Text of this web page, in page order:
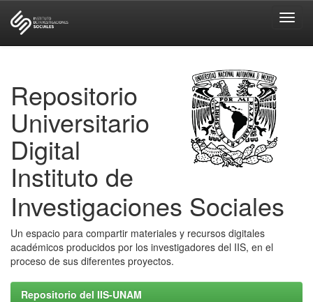
Repositorio
Universitario
Digital
Instituto de
Investigaciones Sociales
Un espacio para compartir materiales y recursos digitales
académicos producidos por los investigadores del IIS, en el
proceso de sus diferentes proyectos.
Repositorio del IIS-UNAM